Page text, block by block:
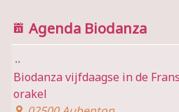
Agenda Biodanza
..
Biodanza vijfdaagse in de
orakel